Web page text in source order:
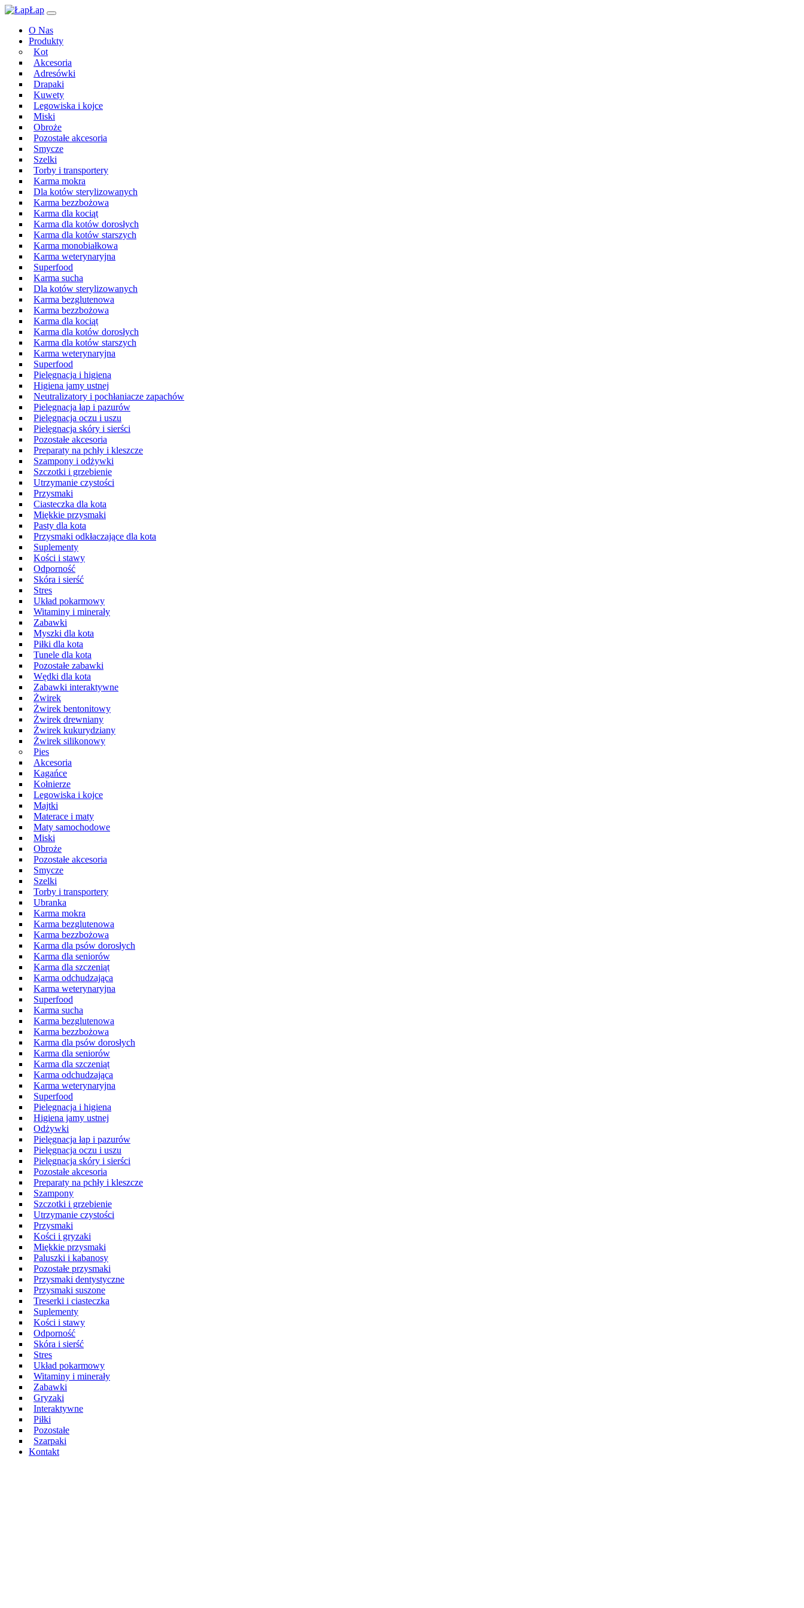
Przeskocz
treści
Main
Navigation
O Nas
Produkty
Kot
Akcesoria
Adresówki
Drapaki
Kuwety
Legowiska i kojce
Miski
Obroże
Pozostałe akcesoria
Smycze
Szelki
Torby i transportery
Karma mokra
Dla kotów sterylizowanych
Karma bezzbożowa
Karma dla kociąt
Karma dla kotów dorosłych
Karma dla kotów starszych
Karma monobiałkowa
Karma weterynaryjna
Superfood
Karma sucha
Dla kotów sterylizowanych
Karma bezglutenowa
Karma bezzbożowa
Karma dla kociąt
Karma dla kotów dorosłych
Karma dla kotów starszych
Karma weterynaryjna
Superfood
Pielęgnacja i higiena
Higiena jamy ustnej
Neutralizatory i pochłaniacze zapachów
Pielęgnacja łap i pazurów
Pielęgnacja oczu i uszu
Pielęgnacja skóry i sierści
Pozostałe akcesoria
Preparaty na pchły i kleszcze
Szampony i odżywki
Szczotki i grzebienie
Utrzymanie czystości
Przysmaki
Ciasteczka dla kota
Miękkie przysmaki
Pasty dla kota
Przysmaki odkłaczające dla kota
Suplementy
Kości i stawy
Odporność
Skóra i sierść
Stres
Układ pokarmowy
Witaminy i minerały
Zabawki
Myszki dla kota
Piłki dla kota
Tunele dla kota
Pozostałe zabawki
Wędki dla kota
Zabawki interaktywne
Żwirek
Żwirek bentonitowy
Żwirek drewniany
Żwirek kukurydziany
Żwirek silikonowy
Pies
Akcesoria
Kagańce
Kołnierze
Legowiska i kojce
Majtki
Materace i maty
Maty samochodowe
Miski
Obroże
Pozostałe akcesoria
Smycze
Szelki
Torby i transportery
Ubranka
Karma mokra
Karma bezglutenowa
Karma bezzbożowa
Karma dla psów dorosłych
Karma dla seniorów
Karma dla szczeniąt
Karma odchudzająca
Karma weterynaryjna
Superfood
Karma sucha
Karma bezglutenowa
Karma bezzbożowa
Karma dla psów dorosłych
Karma dla seniorów
Karma dla szczeniąt
Karma odchudzająca
Karma weterynaryjna
Superfood
Pielęgnacja i higiena
Higiena jamy ustnej
Odżywki
Pielęgnacja łap i pazurów
Pielęgnacja oczu i uszu
Pielęgnacja skóry i sierści
Pozostałe akcesoria
Preparaty na pchły i kleszcze
Szampony
Szczotki i grzebienie
Utrzymanie czystości
Przysmaki
Kości i gryzaki
Miękkie przysmaki
Paluszki i kabanosy
Pozostałe przysmaki
Przysmaki dentystyczne
Przysmaki suszone
Treserki i ciasteczka
Suplementy
Kości i stawy
Odporność
Skóra i sierść
Stres
Układ pokarmowy
Witaminy i minerały
Zabawki
Gryzaki
Interaktywne
Piłki
Pozostałe
Szarpaki
Kontakt